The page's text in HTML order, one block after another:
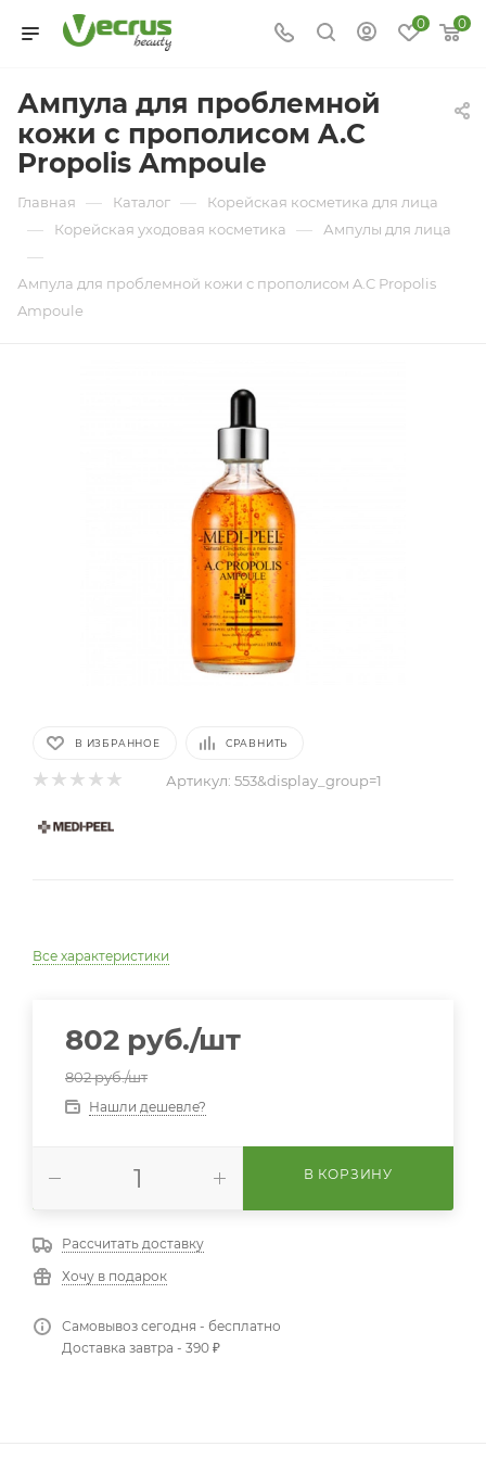
0 0
Ампула для проблемной
кожи с прополисом A.C
Propolis Ampoule
Главная — Каталог — Корейская косметика для лица
— Корейская уходовая косметика — Ампулы для лица
—
Ампула для проблемной кожи с прополисом A.C Propolis
Ampoule
В ИЗБРАННОЕ СРАВНИТЬ
Артикул: 553&display_group=1
Все характеристики
802 руб./шт
802руб./шт
Нашли дешевле?
В КОРЗИНУ
Рассчитать доставку
Хочу в подарок
Самовывоз сегодня - бесплатно
Доставка завтра - 390 ₽